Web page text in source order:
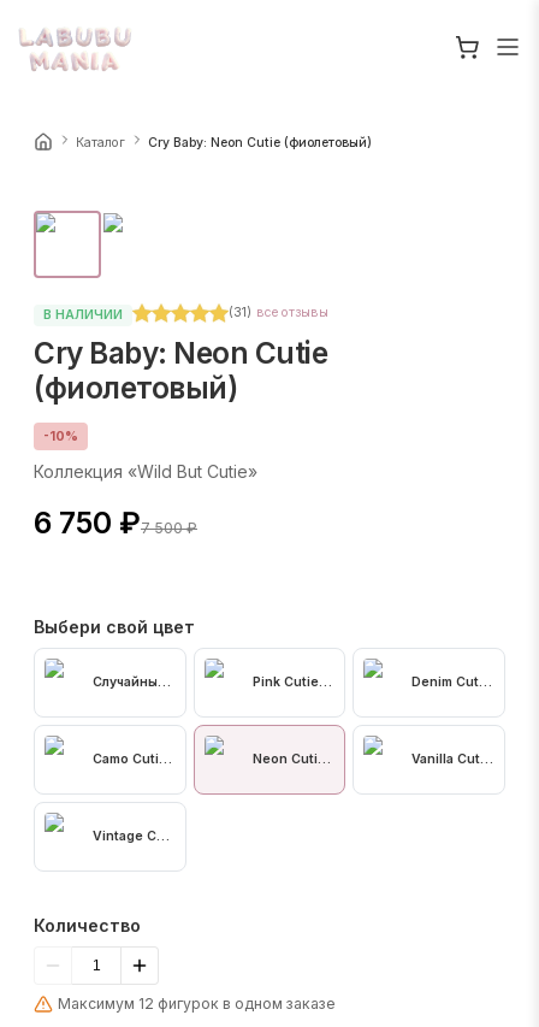
Каталог Cry Baby: Neon Cutie (фиолетовый)
В НАЛИЧИИ (31) все отзывы
Cry Baby: Neon Cutie
(фиолетовый)
-10%
Коллекция «Wild But Cutie»
6 750 ₽7 500 ₽
Выбери свой цвет
Случайный цвет Pink Cutie (розовая) Denim Cutie
Camo Cutie (камуфляжный зеленый)Neon Cutie (фиолетовый)Vanilla Cutie
Vintage Cutie (леопардовый)
Количество
Максимум 12 фигурок в одном заказе